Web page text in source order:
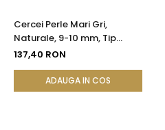
Cercei Perle Mari Gri,
Naturale, 9-10 mm, Tip
Șurub, Argint 925 - Calitate
137,40 RON
ADAUGA IN COS